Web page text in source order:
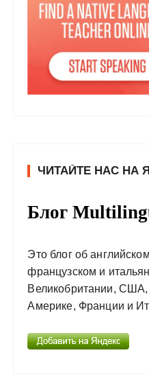
ЧИТАЙТЕ НАС НА
Блог
Это блог об
французском и
Великобритании,
Америке, Франции и